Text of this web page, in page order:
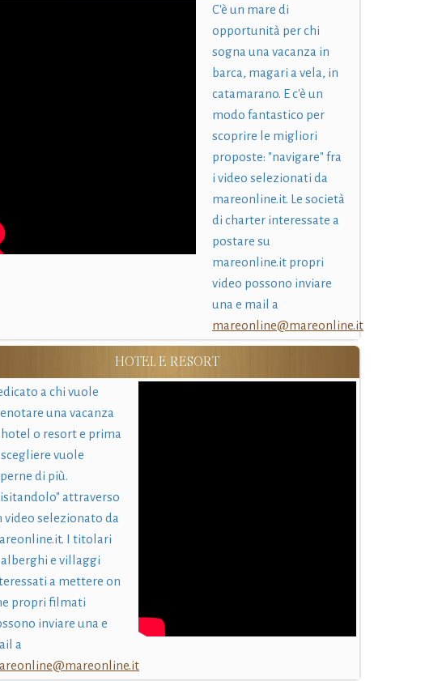
C'è un mare di
opportunità per chi
sogna una vacanza in
barca, magari a vela, in
catamarano. E c'è un
modo fantastico per
scoprire le migliori
proposte: "navigare" fra
i video selezionati da
mareonline.it. Le società
di charter interessate a
postare su
mareonline.it propri
video possono inviare
una e mail a
mareonline@mareonline.it
HOTEL E RESORT
a chi vuole
una vacanza
o resort e prima
vuole
di più.
attraverso
video selezionato da
I titolari
e villaggi
a mettere on
propri filmati
inviare una e
a